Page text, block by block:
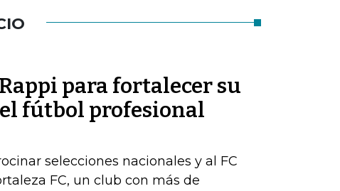
para fortalecer su
fútbol profesional
selecciones nacionales y al FC
FC, un club con más de